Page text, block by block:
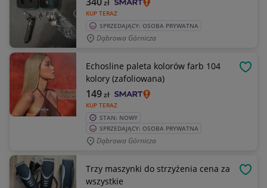
KUP TERAZ
zł
SPRZEDAJĄCY: OSOBA PRYWATNA
Dąbrowa Górnicza
Echosline paleta kolorów farb 104
kolory (zafoliowana)
KUP TERAZ
149zł
STAN: NOWY
SPRZEDAJĄCY: OSOBA PRYWATNA
Dąbrowa Górnicza
Trzy maszynki do strzyżenia cena za
wszystkie